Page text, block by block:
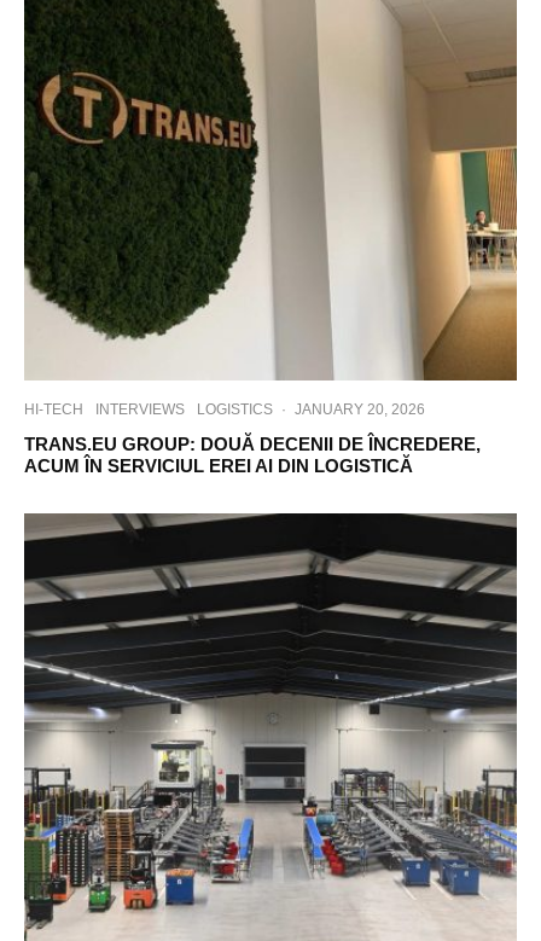
HI-TECH INTERVIEWS LOGISTICS · JANUARY 20, 2026
TRANS.EU GROUP: DOUĂ DECENII DE ÎNCREDERE,
ACUM ÎN SERVICIUL EREI AI DIN LOGISTICĂ